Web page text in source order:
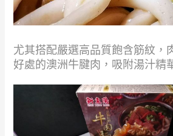
尤其搭配嚴選高品質飽含筋紋，
好處的澳洲牛腱肉，吸附湯汁精